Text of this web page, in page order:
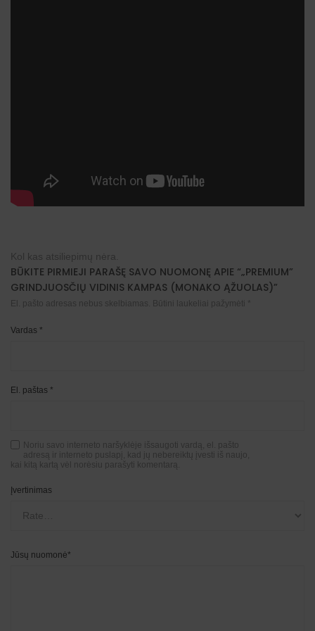
Kol kas atsiliepimų nėra.
BŪKITE PIRMIEJI PARAŠĘ SAVO NUOMONĘ APIE “„PREMIUM”
GRINDJUOSČIŲ VIDINIS KAMPAS (MONAKO ĄŽUOLAS)”
El. pašto adresas nebus skelbiamas. Būtini laukeliai pažymėti
Vardas *
El. paštas *
Noriu savo interneto naršyklėje išsaugoti vardą, el. pašto
adresą ir interneto puslapį, kad jų nebereiktų įvesti iš naujo,
kai kitą kartą vėl norėsiu parašyti komentarą.
Įvertinimas
Jūsų nuomonė*